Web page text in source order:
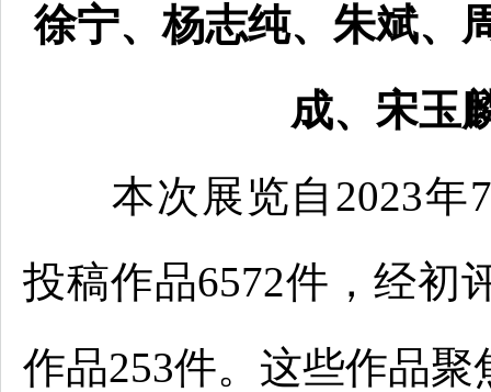
徐宁、杨志纯、朱斌、
成、宋玉
本次展览自2023年7
投稿作品6572件，经初
作品253件。这些作品